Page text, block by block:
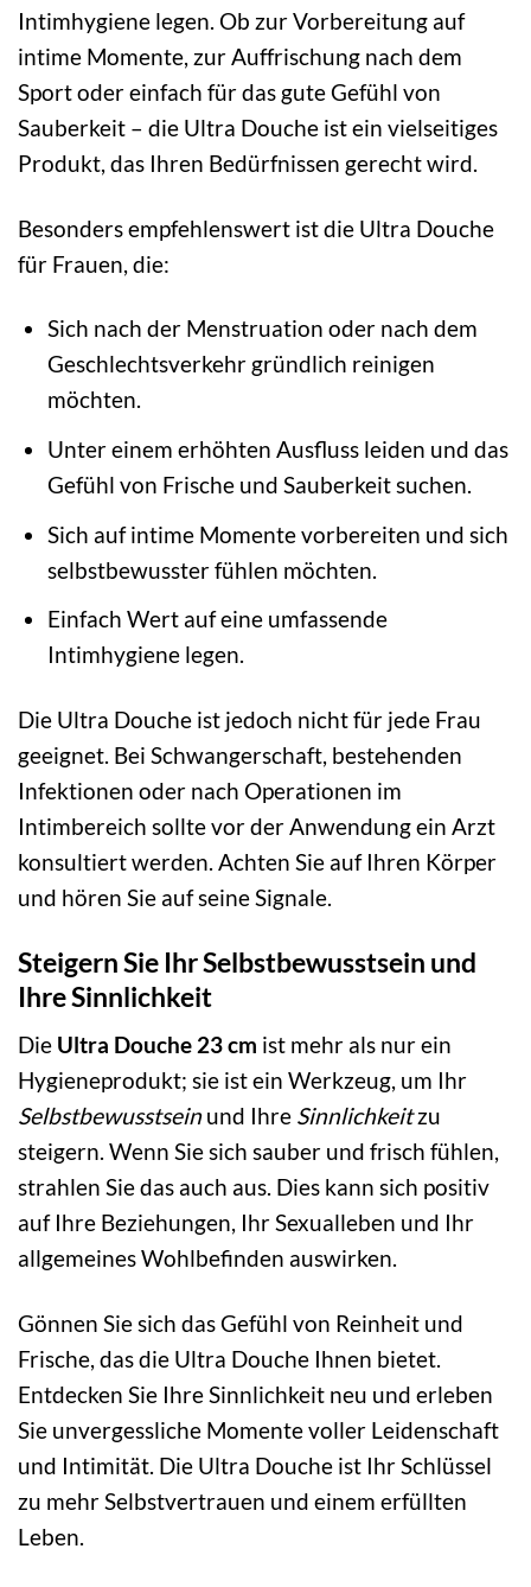
Intimhygiene legen. Ob zur Vorbereitung auf
intime Momente, zur Auffrischung nach dem
Sport oder einfach für das gute Gefühl von
Sauberkeit – die Ultra Douche ist ein vielseitiges
Produkt, das Ihren Bedürfnissen gerecht wird.
Besonders empfehlenswert ist die Ultra Douche
für Frauen, die:
Sich nach der Menstruation oder nach dem
Geschlechtsverkehr gründlich reinigen
möchten.
Unter einem erhöhten Ausfluss leiden und das
Gefühl von Frische und Sauberkeit suchen.
Sich auf intime Momente vorbereiten und sich
selbstbewusster fühlen möchten.
Einfach Wert auf eine umfassende
Intimhygiene legen.
Die Ultra Douche ist jedoch nicht für jede Frau
geeignet. Bei Schwangerschaft, bestehenden
Infektionen oder nach Operationen im
Intimbereich sollte vor der Anwendung ein Arzt
konsultiert werden. Achten Sie auf Ihren Körper
und hören Sie auf seine Signale.
Steigern Sie Ihr Selbstbewusstsein und
Ihre Sinnlichkeit
Die Ultra Douche 23 cm ist mehr als nur ein
Hygieneprodukt; sie ist ein Werkzeug, um Ihr
Selbstbewusstseinund Ihre Sinnlichkeitzu
steigern. Wenn Sie sich sauber und frisch fühlen,
strahlen Sie das auch aus. Dies kann sich positiv
auf Ihre Beziehungen, Ihr Sexualleben und Ihr
allgemeines Wohlbefinden auswirken.
Gönnen Sie sich das Gefühl von Reinheit und
Frische, das die Ultra Douche Ihnen bietet.
Entdecken Sie Ihre Sinnlichkeit neu und erleben
Sie unvergessliche Momente voller Leidenschaft
und Intimität. Die Ultra Douche ist Ihr Schlüssel
zu mehr Selbstvertrauen und einem erfüllten
Leben.